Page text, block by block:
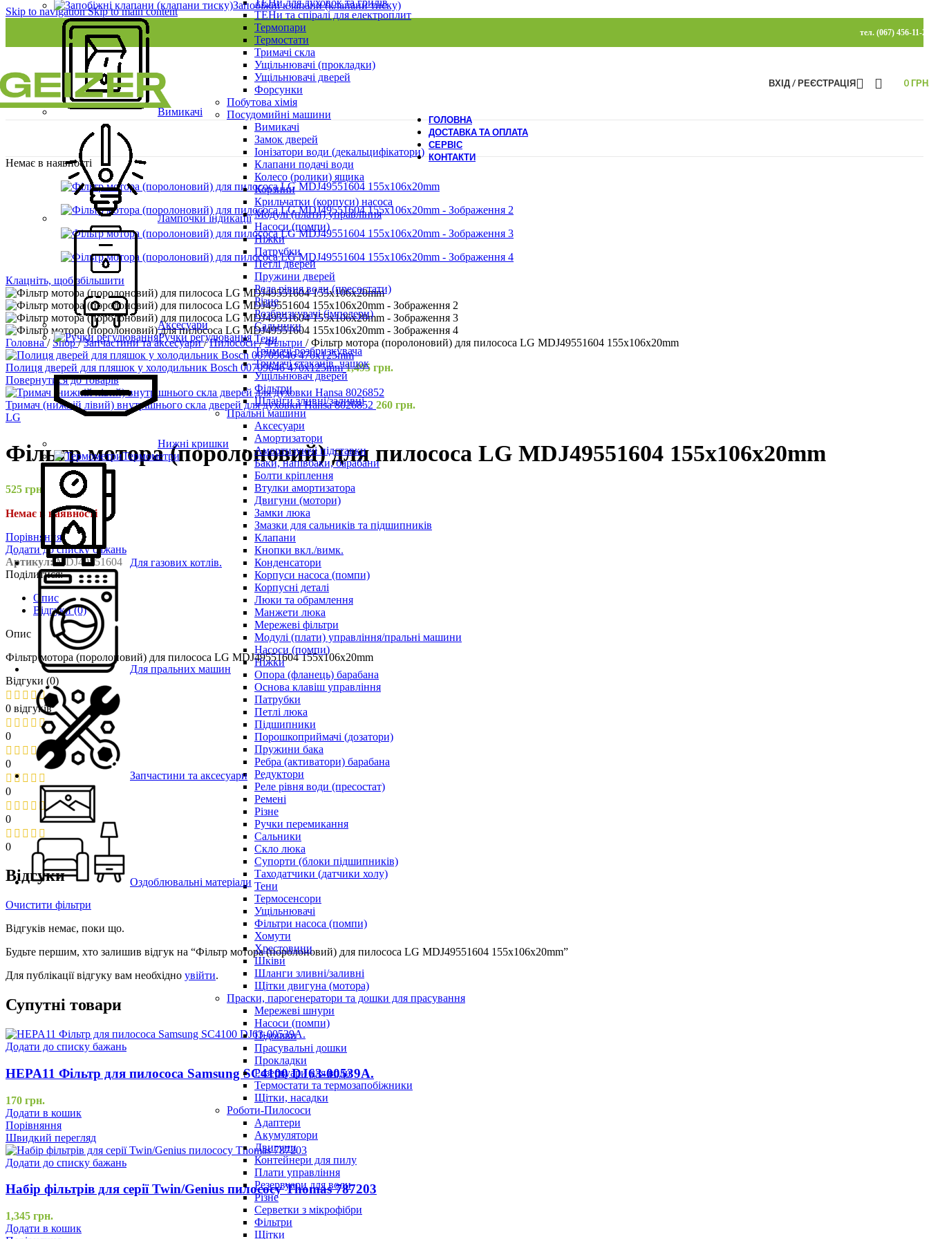
Skip to navigationSkip to main content
тел. (067) 456-11-
ТЕНи та спіралі для електроплит
Термопари
Термостати
Тримачі скла
Ущільнювачі (прокладки)
Ущільнювачі дверей
Форсунки
Побутова хімія
Посудомийні машини
Вимикачі
Замок дверей
Іонізатори води (декальцифікатори)
Клапани подачі води
Колесо (ролики) ящика
Корзини
Крильчатки (корпуси) насоса
Модулі (плати) управління
Насоси (помпи)
Ніжки
Патрубки
Петлі дверей
Пружини дверей
Реле рівня води (пресостати)
Різне
Розбризкувачі (імпелери)
Сальники
Тени
Тримачі розбризкувача
Тримачі стаканів, чашок
Ущільнювач дверей
Фільтри
Шланги зливні/заливні
Пральні машини
Аксесуари
Амортизатори
Амортизуючі підставки
Баки, напівбаки, барабани
Болти кріплення
Втулки амортизатора
Двигуни (мотори)
Замки люка
Змазки для сальників та підшипників
Клапани
Кнопки вкл./вимк.
Конденсатори
Корпуси насоса (помпи)
Корпусні деталі
Люки та обрамлення
Манжети люка
Мережеві фільтри
Модулі (плати) управління/пральні машини
Насоси (помпи)
Ніжки
Опора (фланець) барабана
Основа клавіш управління
Патрубки
Петлі люка
Підшипники
Порошкоприймачі (дозатори)
Пружини бака
Ребра (активатори) барабана
Редуктори
Реле рівня води (пресостат)
Ремені
Різне
Ручки перемикання
Сальники
Скло люка
Супорти (блоки підшипників)
Таходатчики (датчики холу)
Тени
Термосенсори
Ущільнювачі
Фільтри насоса (помпи)
Хомути
Хрестовини
Шківи
Шланги зливні/заливні
Щітки двигуна (мотора)
Праски, парогенератори та дошки для прасування
Мережеві шнури
Насоси (помпи)
Підошви
Прасувальні дошки
Прокладки
Резервуари для води
Термостати та термозапобіжники
Щітки, насадки
Роботи-Пилососи
Адаптери
Акумулятори
Двигуни
Контейнери для пилу
Плати управління
Резервуари для води
Різне
Серветки з мікрофібри
Фільтри
Щітки
ВХІД / РЕЄСТРАЦІЯ 0
Запобіжні клапани (клапани тиску)
Вимикачі
Лампочки індикації
Аксесуари
Ручки регулювання
Нижні кришки
Термометри
Для газових котлів.
Для пральних машин
Запчастини та аксесуари
Оздоблювальні матеріали
ГОЛОВНА
ДОСТАВКА ТА ОПЛАТА
СЕРВІС
КОНТАКТИ
Немає в наявності
Клацніть, щоб збільшити
Головна/ Shop/ Запчастини та аксесуари/ Пилососи/ Фільтри / Фільтр мотора (поролоновий) для пилососа LG MDJ49551604 155x106x20mm
Полиця дверей для пляшок у холодильник Bosch 00709646 470x125mm1,495 грн.
Повернутися до товарів
Тримач (нижній лівий) внутрішнього скла дверей для духовки Hansa 8026852 260 грн.
LG
Фільтр мотора (поролоновий) для пилососа LG MDJ49551604 155x106x20mm
525 грн.
Немає в наявності
Порівняння
Додати до списку бажань
Артикул: MDJ49551604
Поділитися:
Опис
Відгуки (0)
Опис
Фільтр мотора (поролоновий) для пилососа LG MDJ49551604 155x106x20mm
Відгуки (0)
0 відгуків
0
0
0
0
0
Відгуки
Очистити фільтри
Відгуків немає, поки що.
Будьте першим, хто залишив відгук на “Фільтр мотора (поролоновий) для пилососа LG MDJ49551604 155x106x20mm”
Для публікації відгуку вам необхідно увійти.
Супутні товари
Додати до списку бажань
HEPA11 Фільтр для пилососа Samsung SC4100 DJ63-00539A.
170 грн.
Додати в кошик
Порівняння
Швидкий перегляд
Додати до списку бажань
Набір фільтрів для серії Twin/Genius пилососу Thomas 787203
1,345 грн.
Додати в кошик